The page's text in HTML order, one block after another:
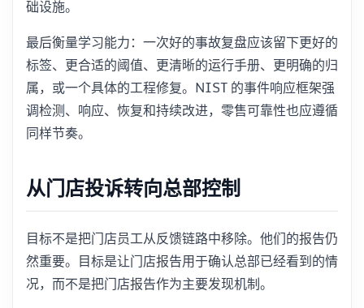
础设施。
最后衡量学习能力：一次好的事故复盘应该留下更好的
标签、更合适的阈值、更清晰的运行手册、更明确的归
属，或一个具体的工程修复。NIST 的事件响应框架强
调检测、响应、恢复和持续改进，零售可靠性也应遵循
同样节奏。
从门店投诉转向总部控制
目标不是把门店员工从反馈链路中移除。他们的报告仍
然重要。目标是让门店报告用于确认总部已经看到的情
况，而不是把门店报告作为主要发现机制。